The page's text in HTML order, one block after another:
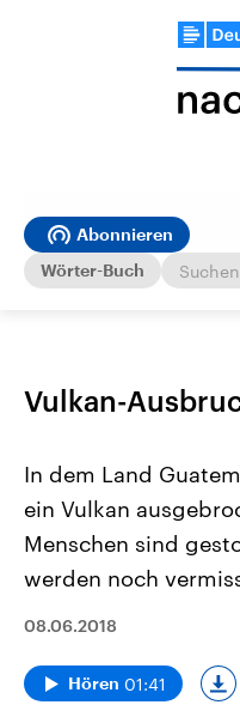
Abonnieren
Wörter-Buch
Vulkan-
In dem Land
ein Vulkan
Menschen sind
werden noch
08.06.2018
Hören 01:41